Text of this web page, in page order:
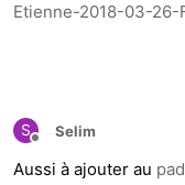
Etienne-2018-03-26-
S
Hors-ligne
Selim
Aussi à ajouter au pad